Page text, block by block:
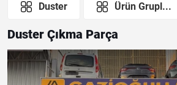
Duster Ürün Grupl...
Duster Çıkma Parça